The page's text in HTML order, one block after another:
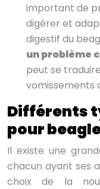
important de
digérer et
digestif du
un problème
peut se
vomissements
Différents
pour
Il existe une
chacun ayant ses
choix de la